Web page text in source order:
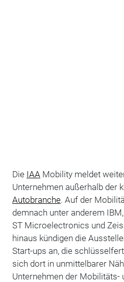
Die IAA Mobility meldet
Unternehmen außerhalb der
Autobranche. Auf der
demnach unter anderem
ST Microelectronics und
hinaus kündigen die
Start-ups an, die
sich dort in unmittelbarer
Unternehmen der Mobilitäts-